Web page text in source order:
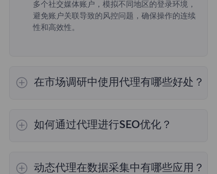
多个社交媒体账户，模拟不同地区的登录环境，
避免账户关联导致的风控问题，确保操作的连续
性和高效性。
在市场调研中使用代理有哪些好处？
据的全面性和准确性。同时，代理的高匿名性有
如何通过代理进行SEO优化？
从而提高SEO策略的有效性，确保网站在搜索引
动态代理在数据采集中有哪些应用？